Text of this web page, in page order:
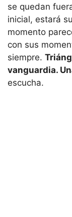
se quedan
inicial, estará
momento
con sus
siempre.
vanguardia.
escucha.